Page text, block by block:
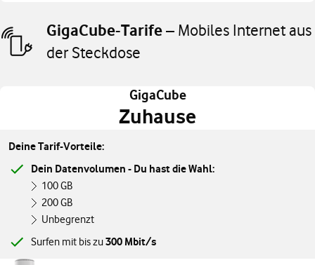
GigaCube-Tarife– Mobiles Internet aus
der Steckdose
GigaCube
Zuhause
Deine Tarif-Vorteile:
Dein Datenvolumen - Du hast die Wahl:
100 GB
200 GB
Unbegrenzt
Surfen mit bis zu300 Mbit/s